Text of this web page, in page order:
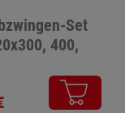
Set
400,